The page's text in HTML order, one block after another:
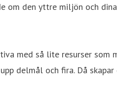
den yttre miljön och
med så lite resurser
delmål och fira. Då